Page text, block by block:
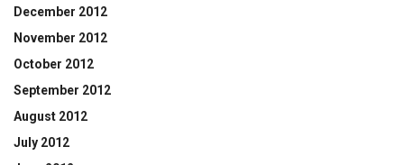
December 2012
November 2012
October 2012
September 2012
August 2012
July 2012